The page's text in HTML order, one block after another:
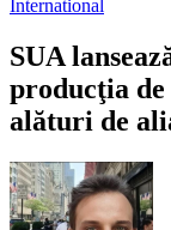
International
SUA
producţia
alături de